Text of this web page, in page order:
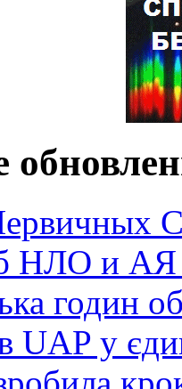
НЛО и
годин
UAP у